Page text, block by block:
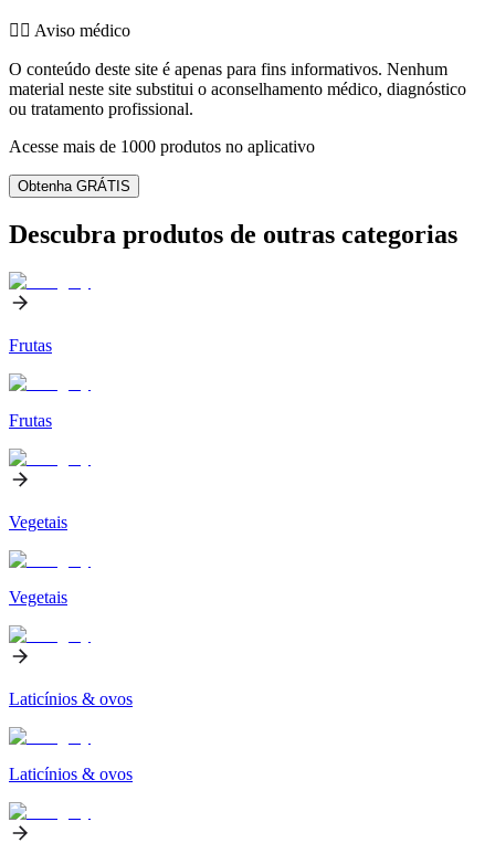
👨‍⚕️️ Aviso médico
O conteúdo deste site é apenas para fins informativos. Nenhum
material neste site substitui o aconselhamento médico, diagnóstico
ou tratamento profissional.
Acesse mais de 1000 produtos no aplicativo
Obtenha GRÁTIS
Descubra produtos de outras categorias
Frutas
Frutas
Vegetais
Vegetais
Laticínios & ovos
Laticínios & ovos